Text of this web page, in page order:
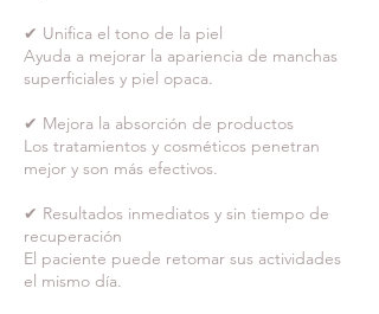
✔ Unifica el tono de la piel
Ayuda a mejorar la apariencia de manchas
superficiales y piel opaca.
✔ Mejora la absorción de productos
Los tratamientos y cosméticos penetran
mejor y son más efectivos.
✔ Resultados inmediatos y sin tiempo de
recuperación
El paciente puede retomar sus actividades
el mismo día.